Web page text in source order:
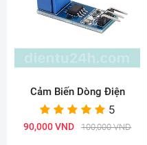
Cảm Biến Dòng Điện
5
90,000 VND 100,000 VND